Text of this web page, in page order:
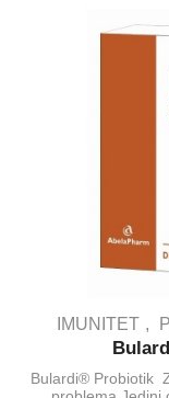
IMUNITET
Bulardi® Probiotik